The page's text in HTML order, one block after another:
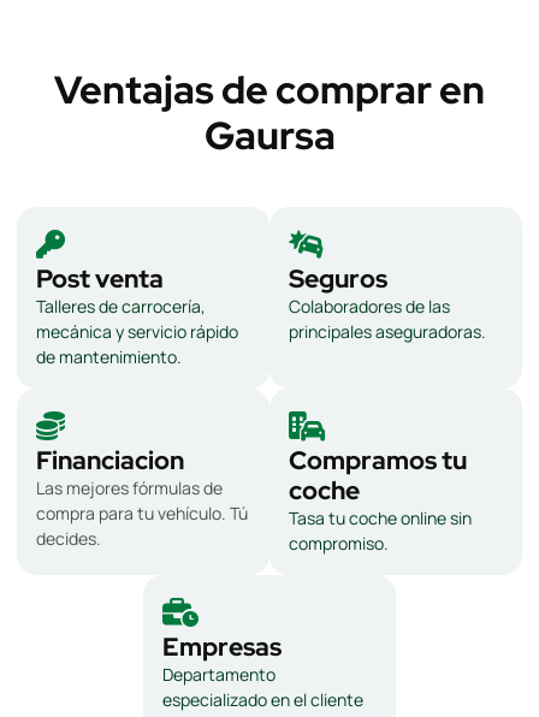
Ventajas de comprar en
Gaursa
Post venta
Talleres de carrocería,
mecánica y servicio rápido
de mantenimiento.
Seguros
Colaboradores de las
principales aseguradoras.
Financiacion
Las mejores fórmulas de
compra para tu vehículo. Tú
decides.
Compramos tu
coche
Tasa tu coche online sin
compromiso.
Empresas
Departamento
especializado en el cliente